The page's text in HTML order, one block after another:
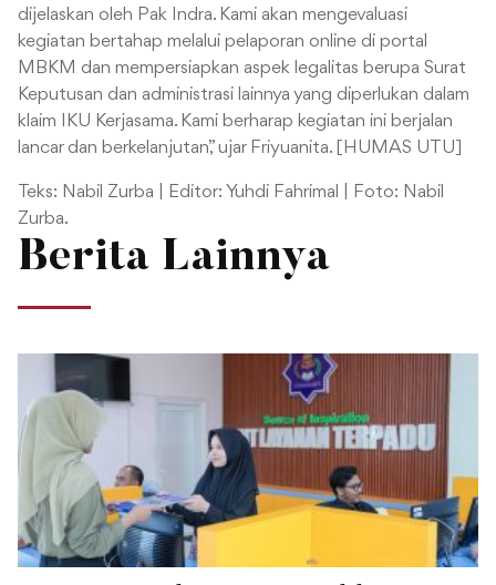
dijelaskan oleh Pak Indra. Kami akan mengevaluasi
kegiatan bertahap melalui pelaporan online di portal
MBKM dan mempersiapkan aspek legalitas berupa Surat
Keputusan dan administrasi lainnya yang diperlukan dalam
klaim IKU Kerjasama. Kami berharap kegiatan ini berjalan
lancar dan berkelanjutan,” ujar Friyuanita. [HUMAS UTU]
Teks: Nabil Zurba | Editor: Yuhdi Fahrimal | Foto: Nabil
Zurba.
Berita Lainnya